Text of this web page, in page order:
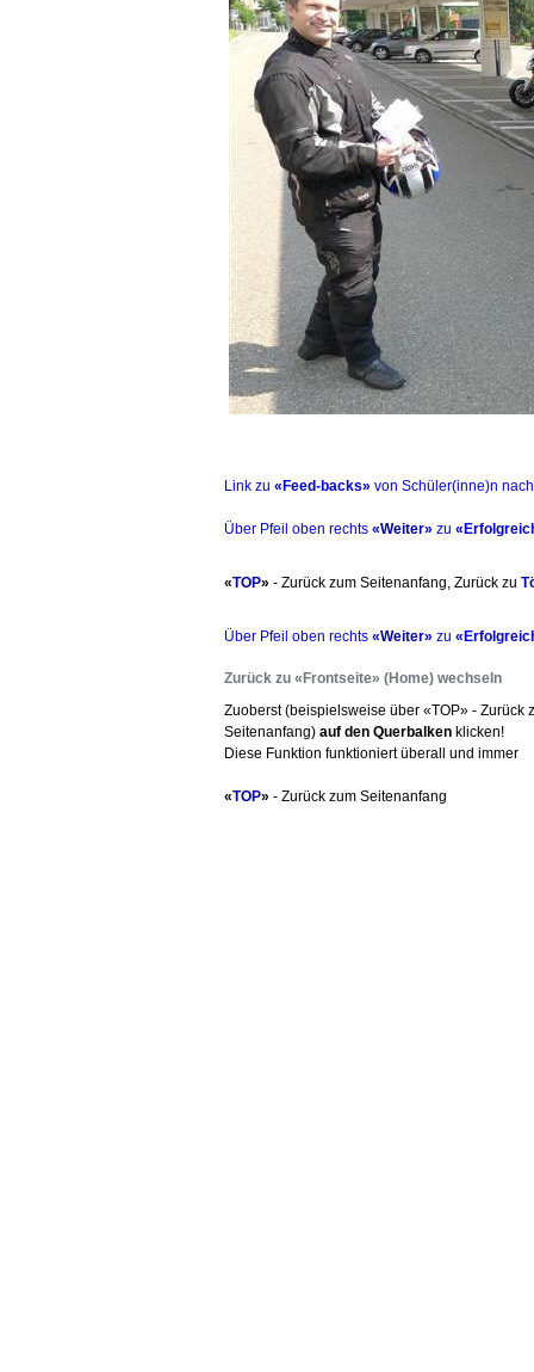
Link zu «Feed-backs» von Schüler(inne)n
Über Pfeil oben rechts «Weiter» zu
«TOP» - Zurück zum Seitenanfang, Zurück zu
Über Pfeil oben rechts «Weiter» zu
Zurück zu «Frontseite» (Home) wechseln
Zuoberst (beispielsweise über «TOP» - Zurück
Seitenanfang) auf den Querbalken klicken!
Diese Funktion funktioniert überall und immer
«TOP» - Zurück zum Seitenanfang